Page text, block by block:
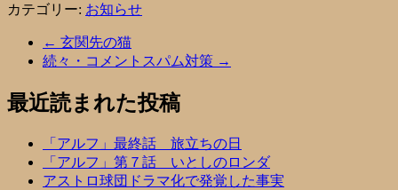
カテゴリー: お知らせ
← 玄関先の猫
続々・コメントスパム対策 →
最近読まれた投稿
「アルフ」最終話 旅立ちの日
「アルフ」第７話 いとしのロンダ
アストロ球団ドラマ化で発覚した事実